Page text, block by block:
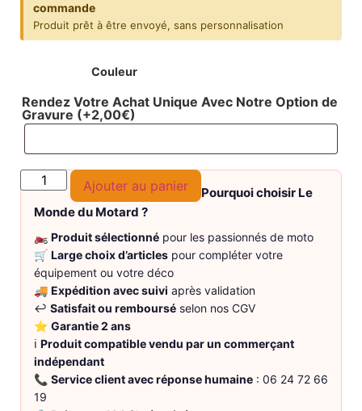
commande
Produit prêt à être envoyé, sans personnalisation
Couleur
Rendez Votre Achat Unique Avec Notre Option de
Gravure (+2,00€)
Ajouter au panier
Pourquoi choisir Le
Monde du Motard ?
🏍️ Produit sélectionné pour les passionnés de moto
🛒 Large choix d’articles pour compléter votre
équipement ou votre déco
🚚 Expédition avec suivi après validation
↩️ Satisfait ou remboursé selon nos CGV
⭐ Garantie 2 ans
ℹ️ Produit compatible vendu par un commerçant
indépendant
📞 Service client avec réponse humaine : 06 24 72 66
19